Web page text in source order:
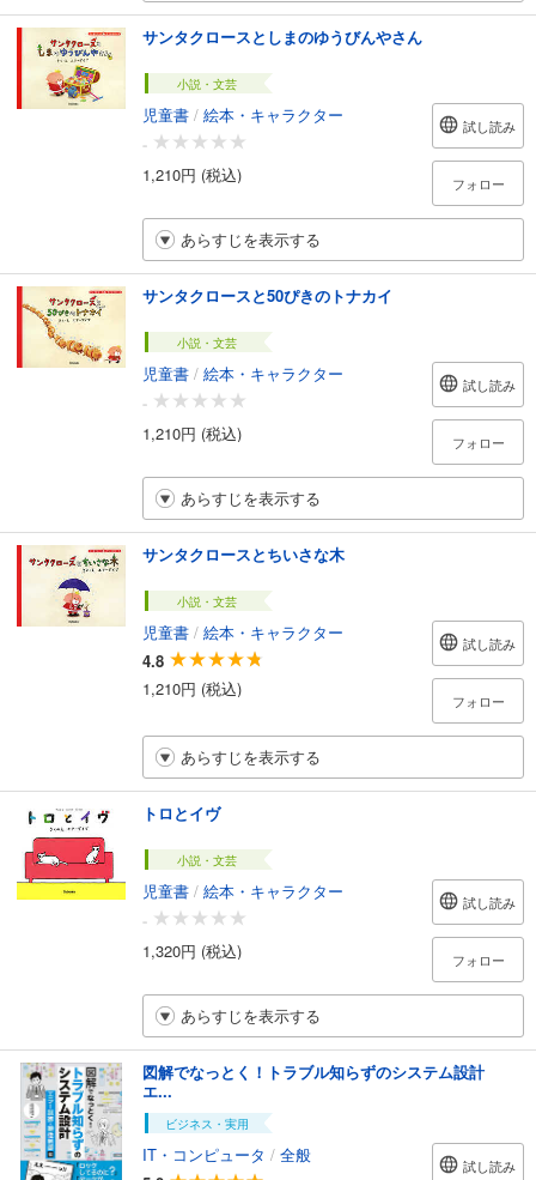
サンタクロースとしまのゆうびんやさん
小説・文芸
児童書 / 絵本・キャラクター
-
1,210円 (税込)
試し読み
フォロー
あらすじを表示する
サンタクロースと50ぴきのトナカイ
小説・文芸
児童書 / 絵本・キャラクター
-
1,210円 (税込)
試し読み
フォロー
あらすじを表示する
サンタクロースとちいさな木
小説・文芸
児童書 / 絵本・キャラクター
4.8
1,210円 (税込)
試し読み
フォロー
あらすじを表示する
トロとイヴ
小説・文芸
児童書 / 絵本・キャラクター
-
1,320円 (税込)
試し読み
フォロー
あらすじを表示する
図解でなっとく！トラブル知らずのシステム設計
エ...
ビジネス・実用
IT・コンピュータ / 全般
試し読み